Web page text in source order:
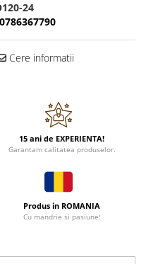
24
0786367790
Cere informatii
15 ani de EXPERIENTA!
Garantam calitatea produselor.
Produs in ROMANIA
Cu mandrie si pasiune!